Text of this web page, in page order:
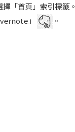
「首頁」索引標籤。
」
。